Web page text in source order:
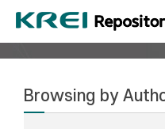
Browsing by